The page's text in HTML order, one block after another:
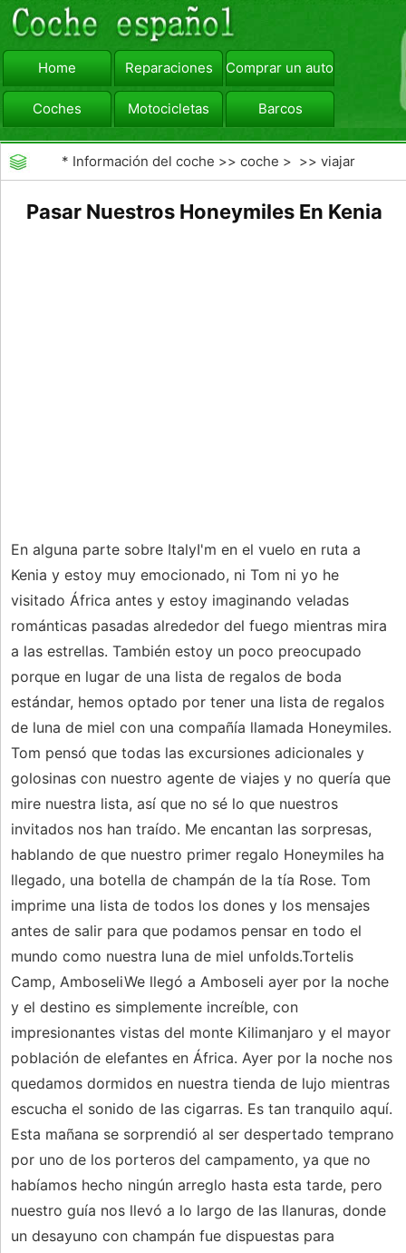
Home Reparaciones Comprar un automóvil
Coches Motocicletas Barcos
viajar Camiones
* Información del coche >>coche > >>viajar
Pasar Nuestros Honeymiles En Kenia
En alguna parte sobre ItalyI'm en el vuelo en ruta a
Kenia y estoy muy emocionado, ni Tom ni yo he
visitado África antes y estoy imaginando veladas
románticas pasadas alrededor del fuego mientras mira
a las estrellas. También estoy un poco preocupado
porque en lugar de una lista de regalos de boda
estándar, hemos optado por tener una lista de regalos
de luna de miel con una compañía llamada Honeymiles.
Tom pensó que todas las excursiones adicionales y
golosinas con nuestro agente de viajes y no quería que
mire nuestra lista, así que no sé lo que nuestros
invitados nos han traído. Me encantan las sorpresas,
hablando de que nuestro primer regalo Honeymiles ha
llegado, una botella de champán de la tía Rose. Tom
imprime una lista de todos los dones y los mensajes
antes de salir para que podamos pensar en todo el
mundo como nuestra luna de miel unfolds.Tortelis
Camp, AmboseliWe llegó a Amboseli ayer por la noche
y el destino es simplemente increíble, con
impresionantes vistas del monte Kilimanjaro y el mayor
población de elefantes en África. Ayer por la noche nos
quedamos dormidos en nuestra tienda de lujo mientras
escucha el sonido de las cigarras. Es tan tranquilo aquí.
Esta mañana se sorprendió al ser despertado temprano
por uno de los porteros del campamento, ya que no
habíamos hecho ningún arreglo hasta esta tarde, pero
nuestro guía nos llevó a lo largo de las llanuras, donde
un desayuno con champán fue dispuestas para